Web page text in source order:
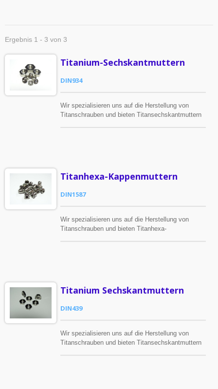
Ergebnis 1 - 3 von 3
Titanium-Sechskantmuttern
DIN934
Wir spezialisieren uns auf die Herstellung von
Titanschrauben und bieten Titansechskantmuttern
Titanhexa-Kappenmuttern
DIN1587
Wir spezialisieren uns auf die Herstellung von
Titanschrauben und bieten Titanhexa-
Titanium Sechskantmuttern
DIN439
Wir spezialisieren uns auf die Herstellung von
Titanschrauben und bieten Titansechskantmuttern